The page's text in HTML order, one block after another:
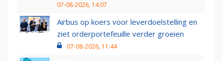
07-08-2026, 14:07
Airbus op koers voor leverdoelstelling en
ziet orderportefeuille verder groeien
07-08-2026, 11:44